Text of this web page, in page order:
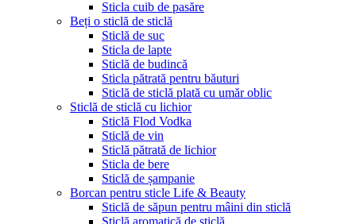
Sticla cuib de pasăre
Beți o sticlă de sticlă
Sticlă de suc
Sticla de lapte
Sticlă de budincă
Sticla pătrată pentru băuturi
Sticlă de sticlă plată cu umăr oblic
Sticlă de sticlă cu lichior
Sticlă Flod Vodka
Sticlă de vin
Sticlă pătrată de lichior
Sticla de bere
Sticlă de șampanie
Borcan pentru sticle Life & Beauty
Sticlă de săpun pentru mâini din sticlă
Sticlă aromatică de sticlă